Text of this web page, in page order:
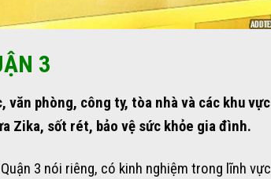
3
phòng, công ty, tòa nhà và các khu vực
Zika, sốt rét, bảo vệ sức khỏe gia đình.
3 nói riêng, có kinh nghiệm trong lĩnh vực